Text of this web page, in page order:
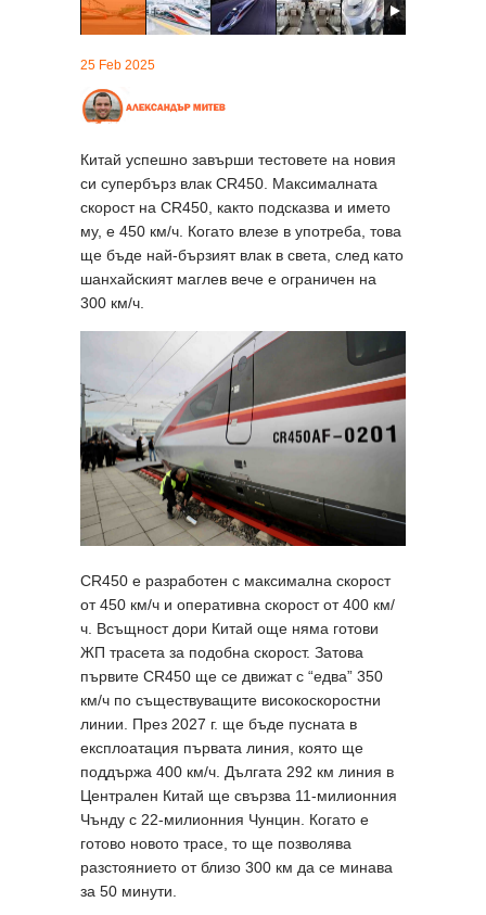
25 Feb 2025
Китай успешно завърши тестовете на новия
си супербърз влак CR450. Максималната
скорост на CR450, както подсказва и името
му, е 450 км/ч. Когато влезе в употреба, това
ще бъде най-бързият влак в света, след като
шанхайският маглев вече е ограничен на
300 км/ч.
CR450 е разработен с максимална скорост
от 450 км/ч и оперативна скорост от 400 км/
ч. Всъщност дори Китай още няма готови
ЖП трасета за подобна скорост. Затова
първите CR450 ще се движат с “едва” 350
км/ч по съществуващите високоскоростни
линии. През 2027 г. ще бъде пусната в
експлоатация първата линия, която ще
поддържа 400 км/ч. Дългата 292 км линия в
Централен Китай ще свързва 11-милионния
Чънду с 22-милионния Чунцин. Когато е
готово новото трасе, то ще позволява
разстоянието от близо 300 км да се минава
за 50 минути.